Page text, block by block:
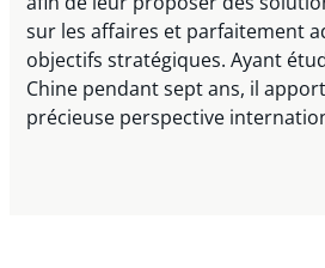
sur les affaires et parfaitement
objectifs stratégiques. Ayant
Chine pendant sept ans, il
précieuse perspective